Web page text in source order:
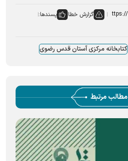
گزارش خطا
پسندها:
کتابخانه مرکزی آستان قدس رضوی
مطالب مرتبط